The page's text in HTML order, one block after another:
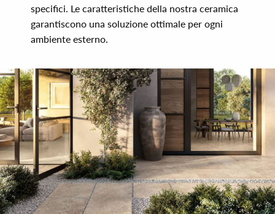
specifici. Le caratteristiche della nostra ceramica
garantiscono una soluzione ottimale per ogni
ambiente esterno.